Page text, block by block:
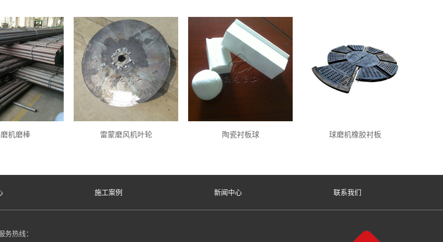
机磨棒 雷蒙磨风机叶轮 陶瓷衬板球 球磨机橡胶衬板
施工案例 新闻中心 联系我们
务热线：